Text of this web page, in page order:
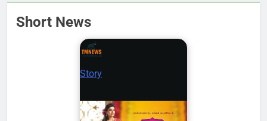
Short News
Story